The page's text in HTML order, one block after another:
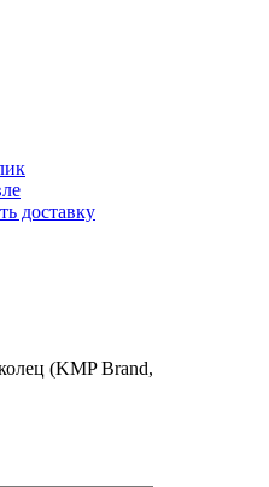
доставку
(KMP Brand,